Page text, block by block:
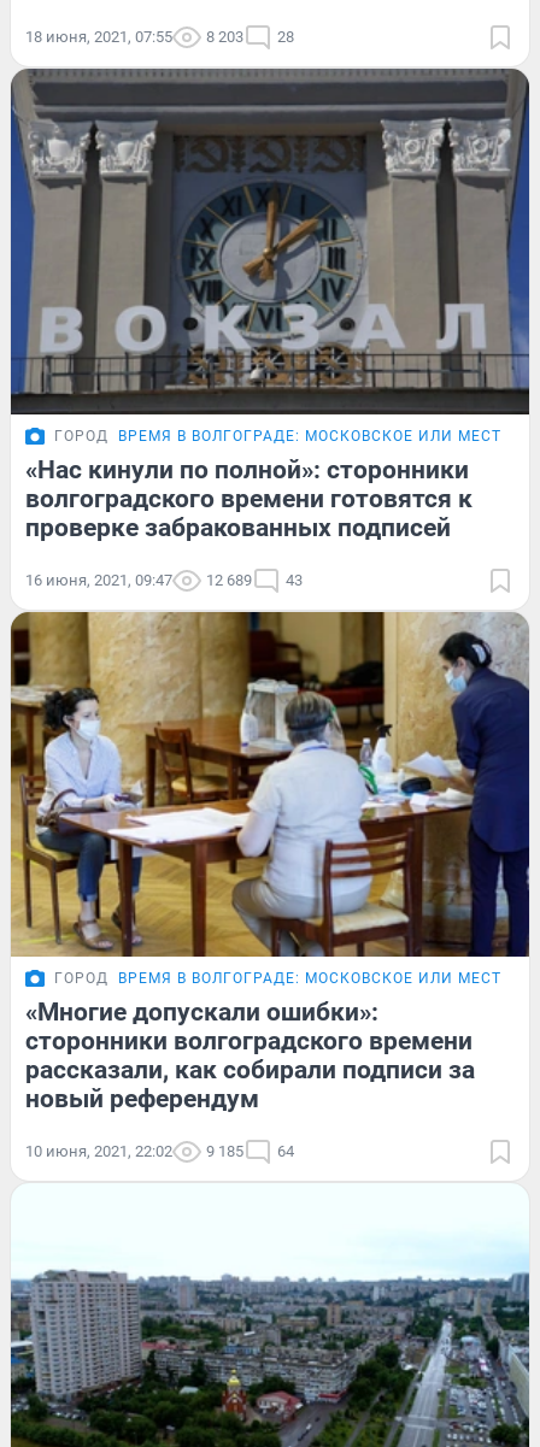
18 июня, 2021, 07:55 8 203 28
ГОРОД ВРЕМЯ В ВОЛГОГРАДЕ: МОСКОВСКОЕ ИЛИ
«Нас кинули по полной»: сторонники
волгоградского времени готовятся к
проверке забракованных подписей
16 июня, 2021, 09:47 12 689 43
ГОРОД ВРЕМЯ В ВОЛГОГРАДЕ: МОСКОВСКОЕ ИЛИ
«Многие допускали ошибки»:
сторонники волгоградского времени
рассказали, как собирали подписи за
новый референдум
10 июня, 2021, 22:02 9 185 64